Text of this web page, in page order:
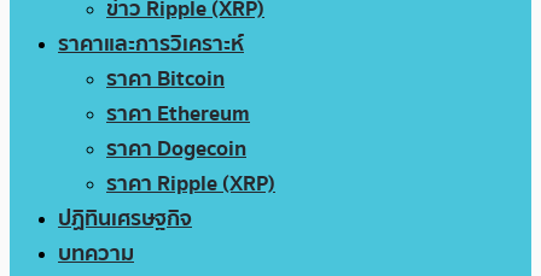
ข่าว Ripple (XRP)
ราคาและการวิเคราะห์
ราคา Bitcoin
ราคา Ethereum
ราคา Dogecoin
ราคา Ripple (XRP)
ปฏิทินเศรษฐกิจ
บทความ